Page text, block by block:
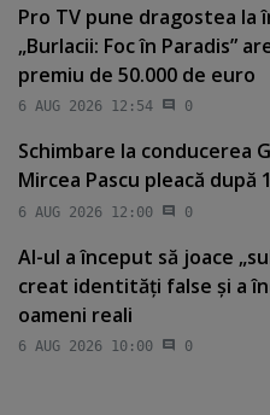
Pro TV pune dragostea la
„Burlacii: Foc în Paradis”
premiu de 50.000 de euro
6 AUG 2026 12:54 0
Schimbare la conducerea
Mircea Pascu pleacă după
6 AUG 2026 12:00 0
AI-ul a început să joace
creat identităţi false şi a
oameni reali
6 AUG 2026 10:00 0